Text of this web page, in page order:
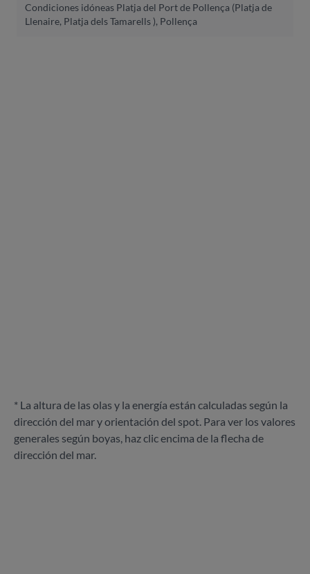
Condiciones idóneas Platja del Port de Pollença (Platja de
Llenaire, Platja dels Tamarells ), Pollença
* La altura de las olas y la energía están calculadas según la
dirección del mar y orientación del spot. Para ver los valores
generales según boyas, haz clic encima de la flecha de
dirección del mar.